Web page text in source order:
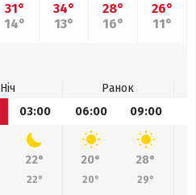
31°
14°
34°
13°
28°
16°
26°
11°
Ніч
Ранок
03:00 06:00 09:00
22° 20° 28°
22° 20° 29°